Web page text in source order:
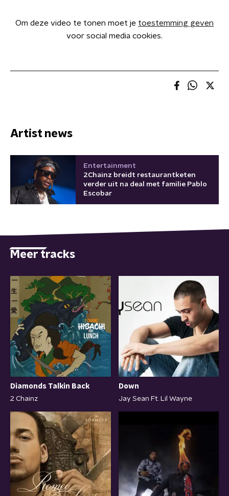
Om deze video te tonen moet je toestemming geven
voor social media cookies.
Artist news
Entertainment
2Chainz breidt restaurantketen
verder uit na deal met familie Pablo
Escobar
Meer tracks
Diamonds Talkin Back
2 Chainz
Down
Jay Sean Ft. Lil Wayne